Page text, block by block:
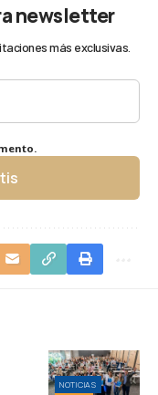
newsletter
más exclusivas.
NOTICIAS